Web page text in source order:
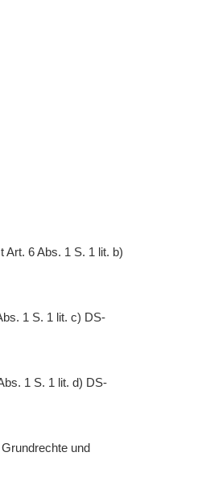
Art. 6 Abs. 1 S. 1 lit. b)
1 S. 1 lit. c) DS-
1 S. 1 lit. d) DS-
und